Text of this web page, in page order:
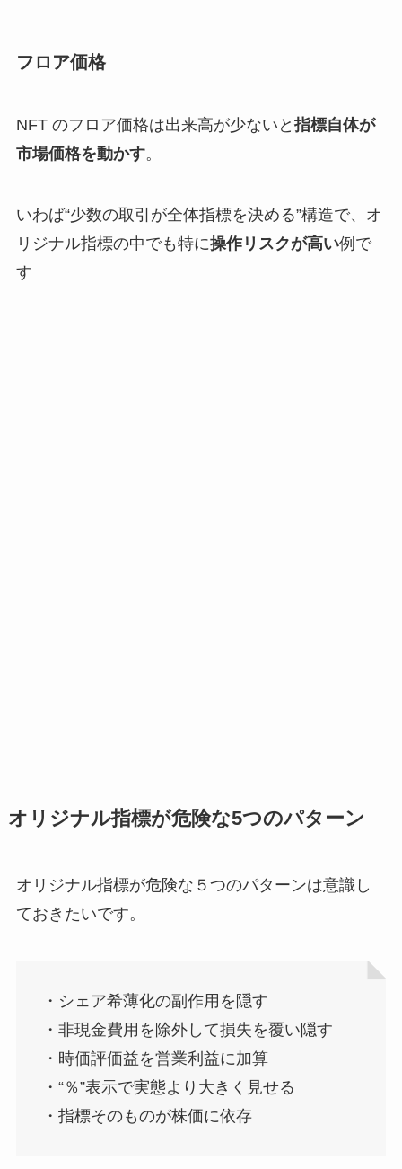
フロア価格
NFT のフロア価格は出来高が少ないと 指標自体が
市場価格を動かす。
いわば“少数の取引が全体指標を決める”構造で、オ
リジナル指標の中でも特に操作リスクが高い例で
す
オリジナル指標が危険な5つのパターン
オリジナル指標が危険な５つのパターンは意識し
ておきたいです。
・シェア希薄化の副作用を隠す
・非現金費用を除外して損失を覆い隠す
・時価評価益を営業利益に加算
・“％”表示で実態より大きく見せる
・指標そのものが株価に依存